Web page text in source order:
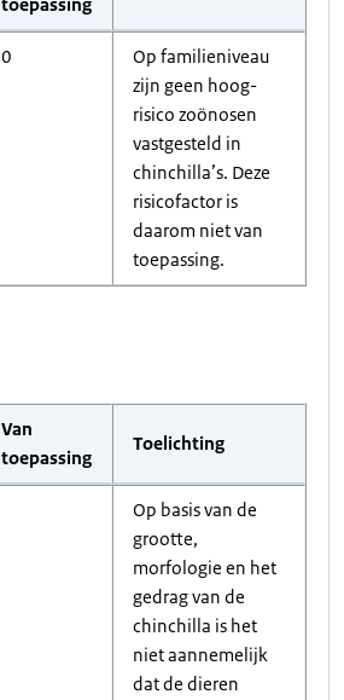
0
Op familieniveau
zijn geen hoog-
risico zoönosen
vastgesteld in
chinchilla’s. Deze
risicofactor is
daarom niet van
toepassing.
Van
toepassing
Toelichting
Op basis van de
grootte,
morfologie en het
gedrag van de
chinchilla is het
niet aannemelijk
dat de dieren